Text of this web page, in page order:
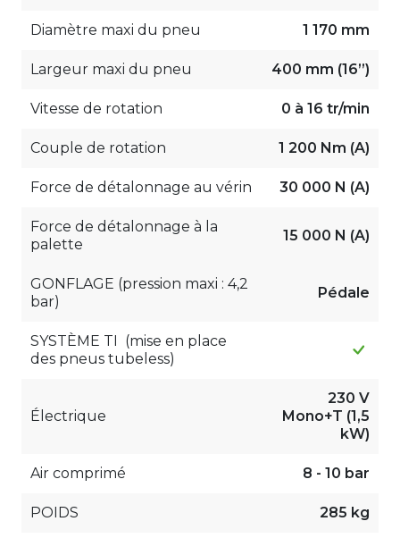
Diamètre maxi du pneu 1 170 mm
Largeur maxi du pneu 400 mm (16”)
Vitesse de rotation 0 à 16 tr/min
Couple de rotation 1 200 Nm (A)
Force de détalonnage au vérin 30 000 N (A)
Force de détalonnage à la
palette
15 000 N (A)
GONFLAGE (pression maxi : 4,2
bar)
Pédale
SYSTÈME TI (mise en place
des pneus tubeless)
Électrique
230 V
Mono+T (1,5
kW)
Air comprimé 8 - 10 bar
POIDS 285 kg